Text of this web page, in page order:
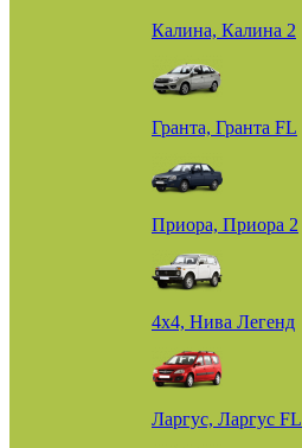
Калина, Калина 2
Гранта, Гранта FL
Приора, Приора 2
4х4, Нива Легенд
Ларгус, Ларгус FL